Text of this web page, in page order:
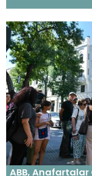
ABB, Anafartalar